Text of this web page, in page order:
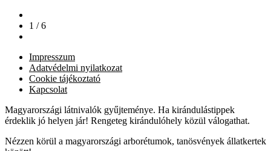
1 / 6
Impresszum
Adatvédelmi nyilatkozat
Cookie tájékoztató
Kapcsolat
Magyarországi látnivalók gyűjteménye. Ha kirándulástippek
érdeklik jó helyen jár! Rengeteg kirándulóhely közül válogathat.
Nézzen körül a magyarországi arborétumok, tanösvények állatkertek